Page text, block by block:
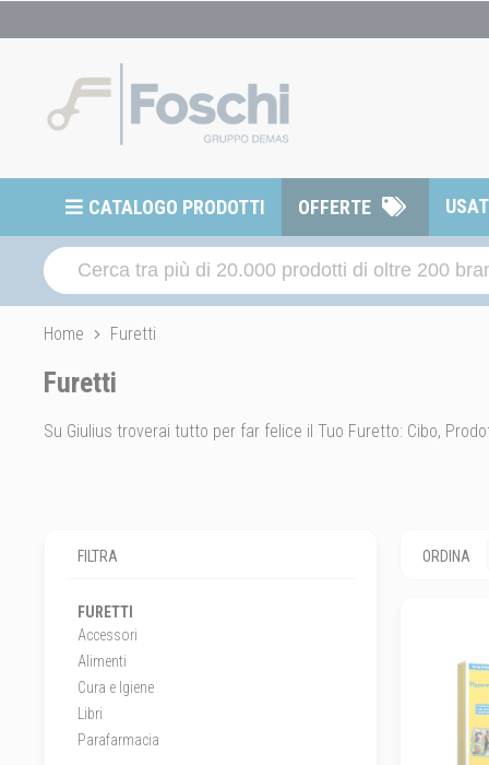
CATALOGO PRODOTTI OFFERTE
Home Furetti
Furetti
Su Giulius troverai tutto per far felice il Tuo Furetto: Cibo,
FILTRA
FURETTI
Accessori
Alimenti
Cura e Igiene
Libri
Parafarmacia
ORDINA